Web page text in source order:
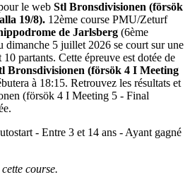
le web Stl Bronsdivisionen (försök
19/8). 12ème course PMU/Zeturf
de Jarlsberg (6ème
dimanche 5 juillet 2026 se court sur une
partants. Cette épreuve est dotée de
Bronsdivisionen (försök 4 I Meeting
à 18:15. Retrouvez les résultats et
(försök 4 I Meeting 5 - Final
- Entre 3 et 14 ans - Ayant gagné
course.